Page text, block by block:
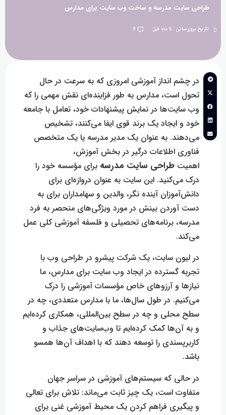
سایت مدرسه و ساخت وب سایت برای مدارس
: 5 ماه قبل 0
در چشم انداز آموزشی امروزی که به سرعت در حال
تحول است، مدارس به طور فزاینده‌ای نقش مهمی را که
وب سایت‌ها در نمایش پیشنهادات خود، تعامل با جامعه
خود و ایجاد یک برند قوی ایفا می‌کنند، تشخیص
می‌دهند. به عنوان یک مدیر مدرسه یا یک متخصص
فناوری اطلاعات درگیر در بخش آموزش،
اهمیتطراحی سایت مدرسه برای مؤسسه خود را
درک می‌کنید. این سایت به عنوان دروازه‌ای برای
دانش‌آموزان آینده نگر، والدین و سهامداران برای به
دست آوردن بینش در مورد ویژگی‌های منحصر به فرد
مدرسه، برنامه‌های تحصیلی و فلسفه آموزشی کلی عمل
در لیون سایت، یک شرکت پیشرو در طراحی وب با
تجربه گسترده در ایجاد وب سایت برای مدارس، ما
نیاز‌ها و آرزو‌های خاص مؤسسات آموزشی را درک
می‌کنیم. در طول سال‌ها، ما با مدارس متعددی، چه در
سطح محلی و چه در سطح بین‌المللی، همکاری کرده‌ایم
و به آن‌ها کمک کرده‌ایم تا وب‌سایت‌های جذاب و
کاربرپسندی را توسعه دهند که با اهداف آن‌ها همسو
در حالی که سیستم‌های آموزشی در سراسر جهان
متفاوت است، یک چیز ثابت می‌ماند: تلاش برای تعالی
و پیگیری فراهم کردن یک محیط آموزشی غنی برای